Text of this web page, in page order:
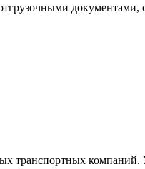
документами,
транспортных